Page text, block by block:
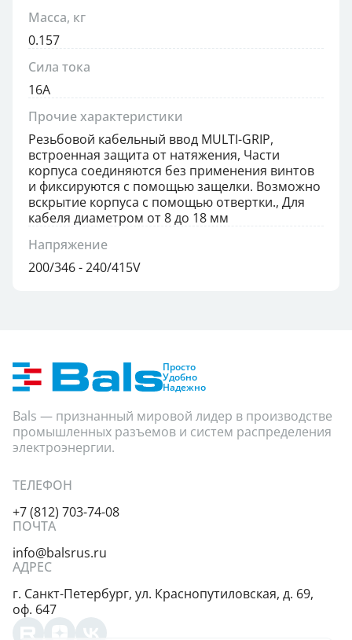
Масса, кг
0.157
Сила тока
16А
Прочие характеристики
Резьбовой кабельный ввод MULTI-GRIP,
встроенная защита от натяжения, Части
корпуса соединяются без применения винтов
и фиксируются с помощью защелки. Возможно
вскрытие корпуса с помощью отвертки., Для
кабеля диаметром от 8 до 18 мм
Напряжение
200/346 - 240/415V
Просто
Удобно
Надежно
Bals — признанный мировой лидер в производстве
промышленных разъемов и систем распределения
электроэнергии.
ТЕЛЕФОН
+7 (812) 703-74-08
ПОЧТА
info@balsrus.ru
АДРЕС
г. Санкт-Петербург, ул. Краснопутиловская, д. 69,
оф. 647